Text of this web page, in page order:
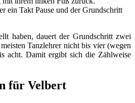
ein Takt Pause und der Grundschritt
haben, dauert der Grundschritt zwei
Tanzlehrer nicht bis vier (wegen
acht. Damit ergibt sich die Zählweise
für Velbert